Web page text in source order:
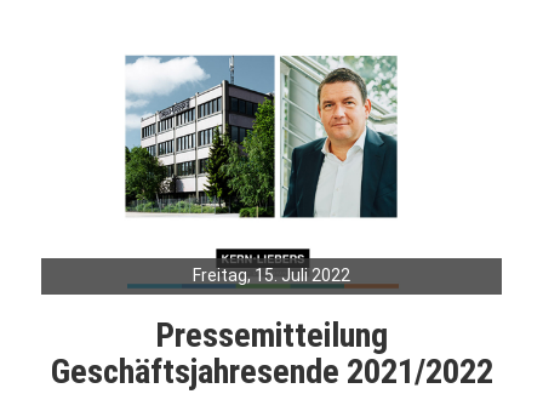
Freitag, 15. Juli 2022
Pressemitteilung
Geschäftsjahresende 2021/2022